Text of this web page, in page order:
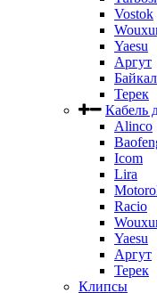
Vostok
Yaesu
Аргут
Байкал
Терек
Кабель
Alinco
Icom
Lira
Racio
Yaesu
Аргут
Терек
Клипсы